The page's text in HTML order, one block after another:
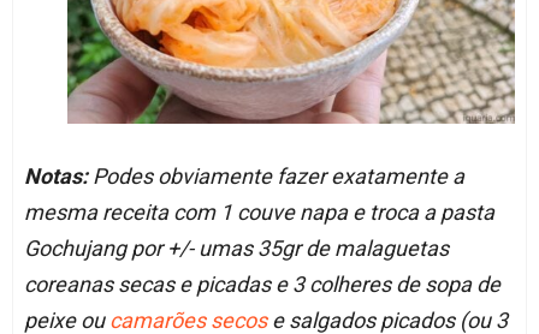
Notas:Podes obviamente fazer exatamente a
mesma receita com 1 couve napa e troca a pasta
Gochujang por +/- umas 35gr de malaguetas
coreanas secas e picadas e 3 colheres de sopa de
peixe oucamarões secose salgados picados (ou 3